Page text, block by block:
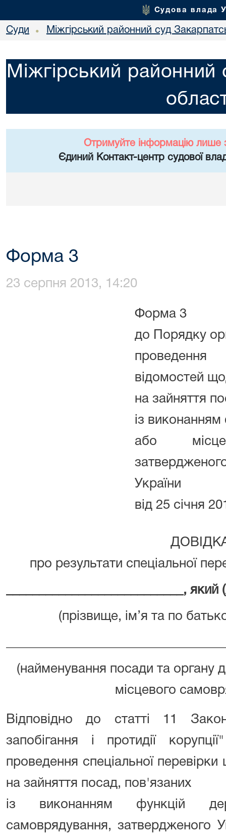
Судова влада
Суди • Міжгірський районний суд
Міжгірський районний
Отримуйте інформацію лише
Єдиний Контакт-центр судової
Форма 3
23 серпня 2013, 14:20
Форма 3
до Порядку
проведення
відомостей
на зайняття
із
або
України
від 25 січня
про результати спеціальної
___________________________,
(прізвище, ім’я та по
(найменування посади та органу
місцевого
Відповідно до статті 11
запобігання і протидії
проведення спеціальної
на зайняття посад, пов'язаних
із виконанням функцій
самоврядування, затвердженого